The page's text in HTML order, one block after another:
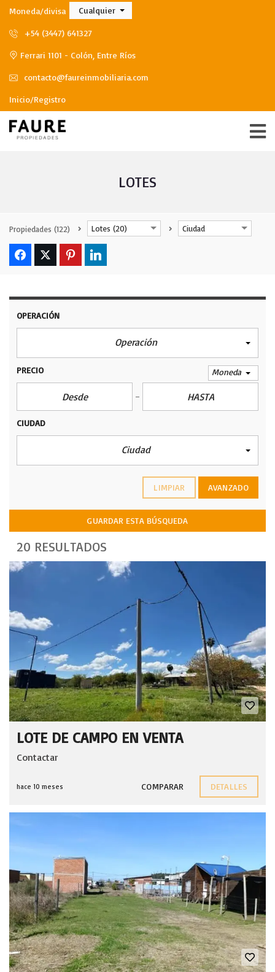
Moneda/divisa Cualquier
+54 (3447) 641327
Ferrari 1101 - Colón, Entre Ríos
contacto@faureinmobiliaria.com
Inicio/Registro
LOTES
Propiedades (122) Lotes (20) Ciudad
OPERACIÓN
Operación
PRECIO Moneda
CIUDAD
Ciudad
LIMPIAR AVANZADO
GUARDAR ESTA BÚSQUEDA
20 RESULTADOS
LOTE DE CAMPO EN VENTA
Contactar
hace 10 meses COMPARAR DETALLES